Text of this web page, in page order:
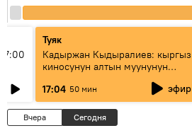
Туяк
Кадыржан Кыдыралиев: кыргыз
киносунун алтын муунунун
17:04 50 мин эфир
Вчера Сегодня